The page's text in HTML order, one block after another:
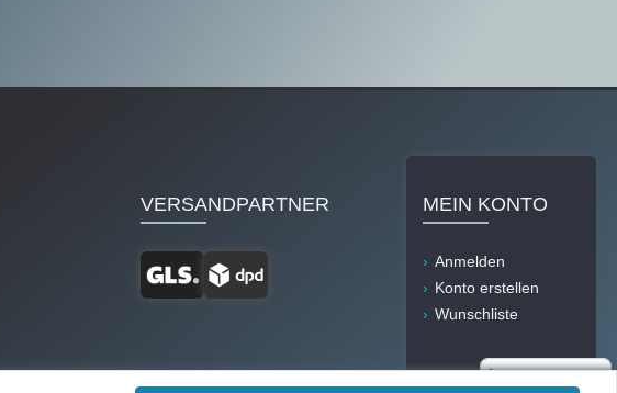
VERSANDPARTNER MEIN KONTO
Anmelden
Konto erstellen
Wunschliste